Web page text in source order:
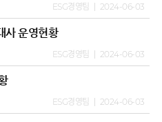
ESG경영팀 2024-06-03
사 운영현황
ESG경영팀 2024-06-03
ESG경영팀 2024-06-03